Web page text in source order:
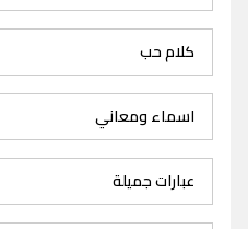
كلام حب
اسماء ومعاني
عبارات جميلة